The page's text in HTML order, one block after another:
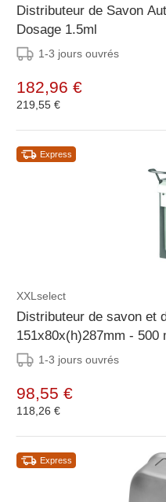
Distributeur de Savon
Dosage 1.5ml
1-3 jours ouvrés
182,96 €
219,55 €
Express
XXLselect
Distributeur de savon et
151x80x(h)287mm - 500
1-3 jours ouvrés
98,55 €
118,26 €
Express